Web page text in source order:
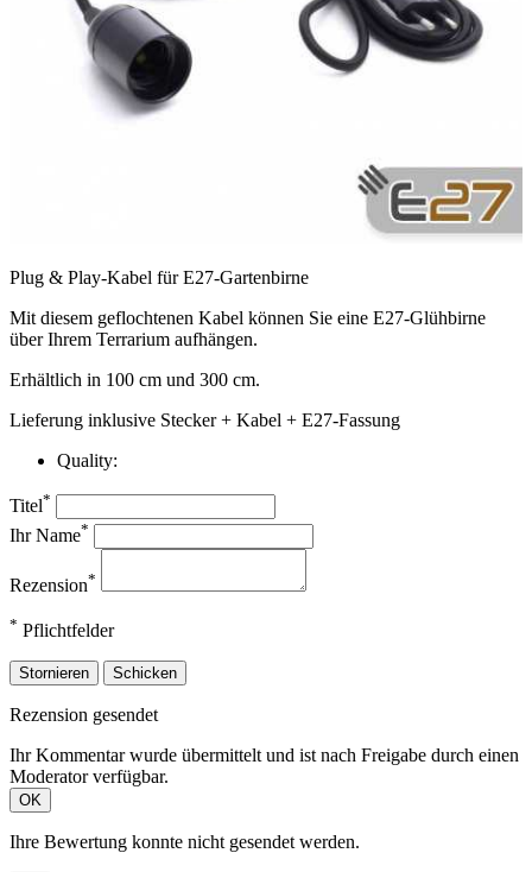
Plug & Play-Kabel für E27-Gartenbirne
Mit diesem geflochtenen Kabel können Sie eine E27-Glühbirne
über Ihrem Terrarium aufhängen.
Erhältlich in 100 cm und 300 cm.
Lieferung inklusive Stecker + Kabel + E27-Fassung
Quality:
Titel*
Ihr Name*
Rezension*
* Pflichtfelder
Stornieren Schicken
Rezension gesendet
Ihr Kommentar wurde übermittelt und ist nach Freigabe durch einen
Moderator verfügbar.
OK
Ihre Bewertung konnte nicht gesendet werden.